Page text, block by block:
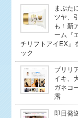
まぶた
ツヤ、
も！新
ーム『
チリフトアイEX』
ック
ブリリ
イキ、
ガネコ
露
即日発